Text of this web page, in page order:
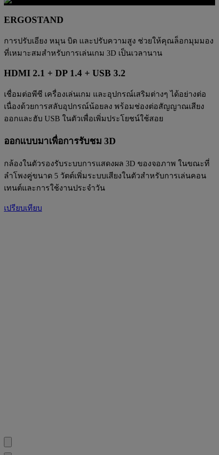
ERGOSTAND
การปรับเอียง หมุน บิด และปรับความสูง ช่วยให้คุณล็อกมุมมอง
ที่เหมาะสมสำหรับการเล่นเกม 3D เป็นเวลานาน
HDMI 2.1 + DP 1.4 + USB 3.2
เชื่อมต่อพีซี เครื่องเล่นเกม และอุปกรณ์เสริมต่างๆ ได้อย่างต่อ
เนื่องด้วยการสลับอุปกรณ์น้อยลง พร้อมช่องต่อสัญญาณเสียง
ออกและฮับ USB ในตัวเพื่อเพิ่มประโยชน์ใช้สอย
ออกแบบมาเพื่อการรับชม 3D
กล้องในตัวรองรับระบบการแสดงผล 3D ของจอภาพ ในขณะที่
ลำโพงคู่ขนาด 5 วัตต์เพิ่มระบบเสียงในตัวสำหรับการเล่นคอน
เทนต์และการใช้งานประจำวัน
เปรียบเทียบ